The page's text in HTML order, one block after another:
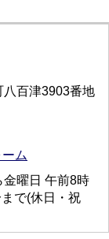
百津3903番地
ム
金曜日 午前8時
で(休日・祝